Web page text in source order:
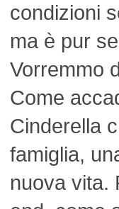
condizioni
ma è pur
Vorremmo
Come
Cinderella
famiglia,
nuova vita.